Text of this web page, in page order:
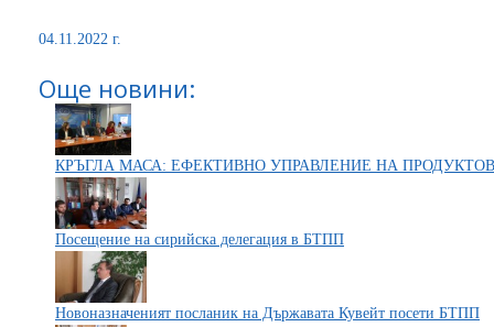
04.11.2022 г.
Още новини:
КРЪГЛА МАСА: ЕФЕКТИВНО УПРАВЛЕНИЕ НА
Посещение на сирийска делегация в БТПП
Новоназначеният посланик на Държавата Кувейт посети БТПП